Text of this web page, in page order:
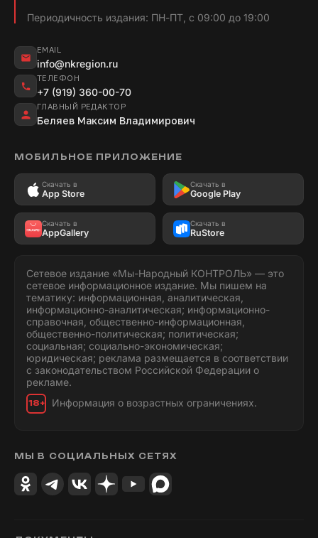
Периодичность издания: ПН-ПТ, с 09:00 до 19:00
EMAIL
info@nkregion.ru
ТЕЛЕФОН
+7 (919) 360-00-70
ГЛАВНЫЙ РЕДАКТОР
Беляев Максим Владимирович
МОБИЛЬНОЕ ПРИЛОЖЕНИЕ
Скачать в
App Store
Скачать в
Google Play
Скачать в
AppGallery
Скачать в
RuStore
Сетевое издание «Мы-Народный КОНТРОЛЬ» — это
сетевое информационное издание. Мы пишем на
тематику: информационная, аналитическая,
информационно-аналитическая; информационно-
справочная, общественно-информационная,
общественно-политическая; политическая;
социальная; социально-экономическая;
юридическая; реклама размещается в соответствии
с законодательством Российской Федерации о
рекламе.
18+ Информация о возрастных ограничениях.
МЫ В СОЦИАЛЬНЫХ СЕТЯХ